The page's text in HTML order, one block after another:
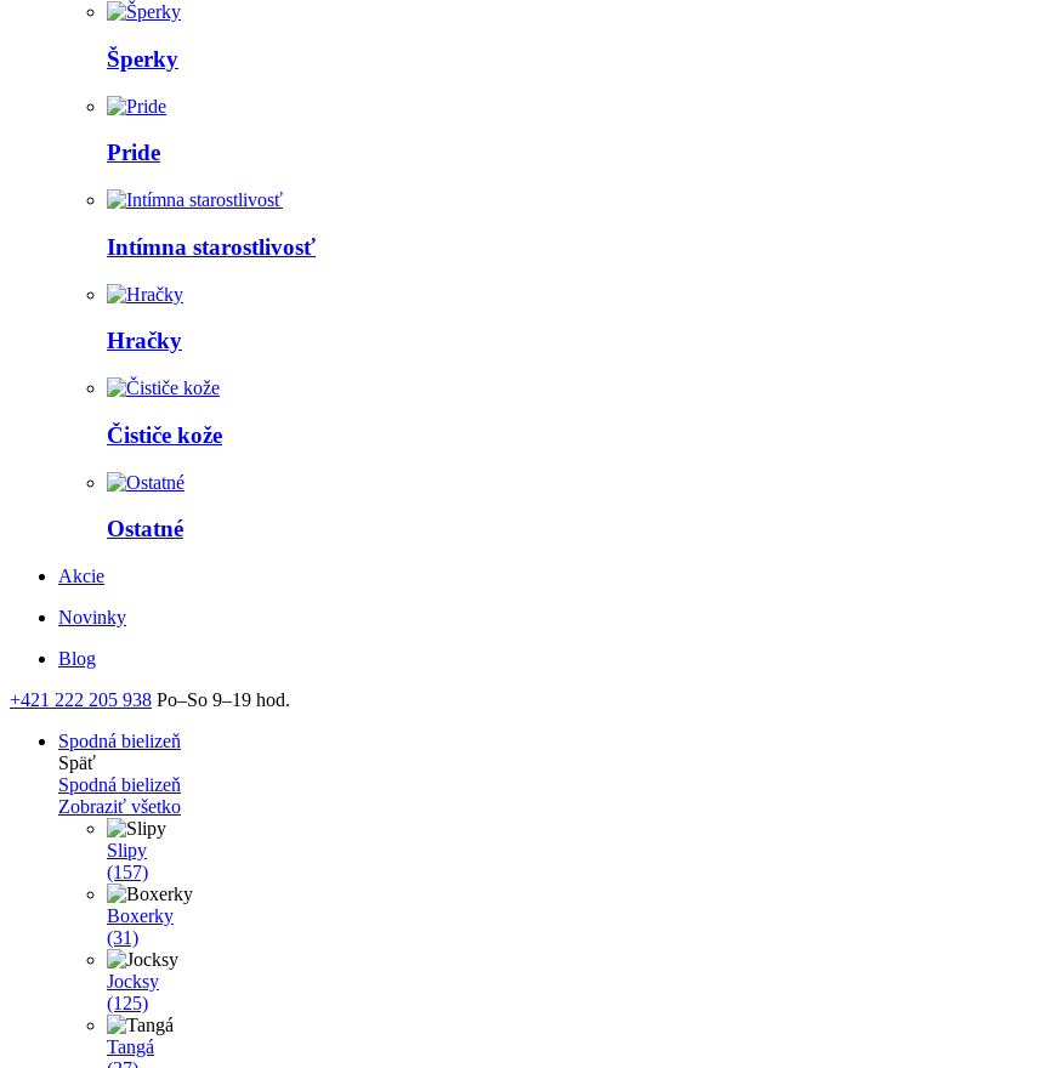
Šperky
Pride
Intímna starostlivosť
Hračky
Čističe kože
Ostatné
Akcie
Novinky
Blog
+421 222 205 938 Po–So 9–19 hod.
Spodná bielizeň
Späť
Spodná bielizeň
Zobraziť všetko
Slipy
(157)
Boxerky
(31)
Jocksy
(125)
Tangá